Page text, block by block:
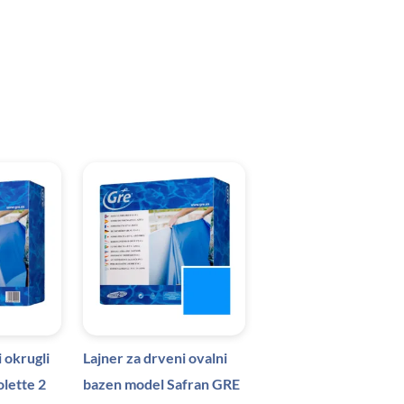
okrugli
2
Lajner za drveni ovalni
bazen model Safran GRE